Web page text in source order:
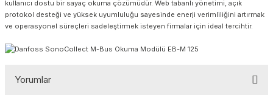
kullanıcı dostu bir sayaç okuma çözümüdür. Web tabanlı yönetimi, açık
protokol desteği ve yüksek uyumluluğu sayesinde enerji verimliliğini artırmak
ve operasyonel süreçleri sadeleştirmek isteyen firmalar için ideal tercihtir.
Yorumlar